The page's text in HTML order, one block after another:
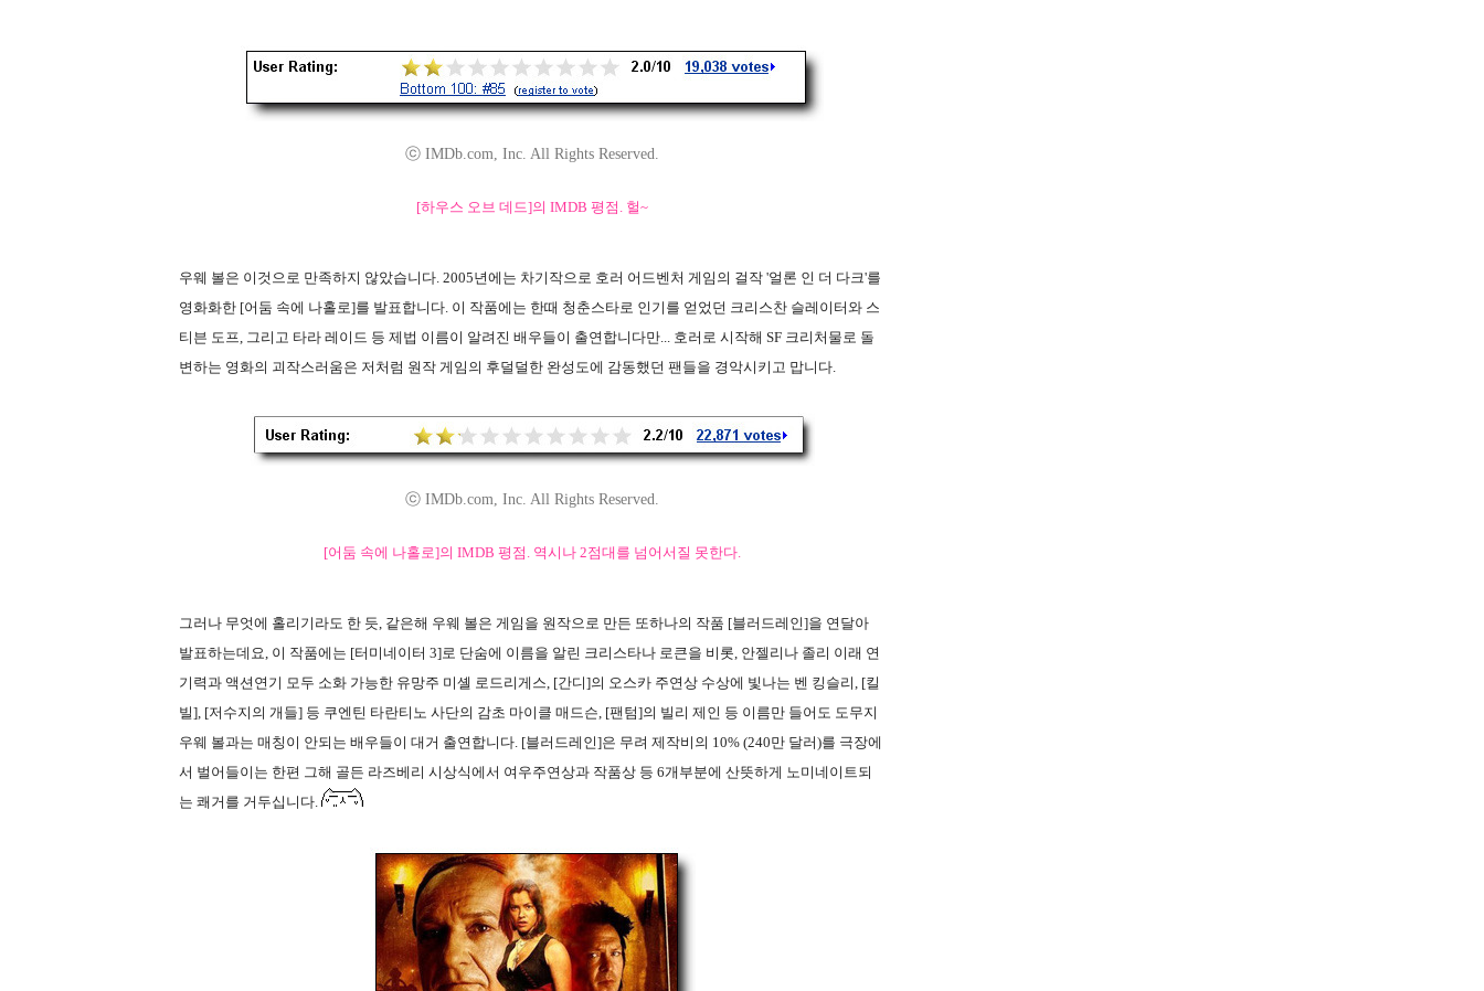
ⓒ IMDb.com, Inc. All Rights Reserved.
[하우스 오브 데드]의 IMDB 평점. 헐~
우웨 볼은 이것으로 만족하지 않았습니다. 2005년에는 차기작으로 호러 어드벤처 게임의 걸작 '얼론 인 더 다크'를
영화화한 [어둠 속에 나홀로]를 발표합니다. 이 작품에는 한때 청춘스타로 인기를 얻었던 크리스찬 슬레이터와 스
티븐 도프, 그리고 타라 레이드 등 제법 이름이 알려진 배우들이 출연합니다만... 호러로 시작해 SF 크리처물로 돌
변하는 영화의 괴작스러움은 저처럼 원작 게임의 후덜덜한 완성도에 감동했던 팬들을 경악시키고 맙니다.
ⓒ IMDb.com, Inc. All Rights Reserved.
[어둠 속에 나홀로]의 IMDB 평점. 역시나 2점대를 넘어서질 못한다.
그러나 무엇에 홀리기라도 한 듯, 같은해 우웨 볼은 게임을 원작으로 만든 또하나의 작품 [블러드레인]을 연달아
발표하는데요, 이 작품에는 [터미네이터 3]로 단숨에 이름을 알린 크리스타나 로큰을 비롯, 안젤리나 졸리 이래 연
기력과 액션연기 모두 소화 가능한 유망주 미셸 로드리게스, [간디]의 오스카 주연상 수상에 빛나는 벤 킹슬리, [킬
빌], [저수지의 개들] 등 쿠엔틴 타란티노 사단의 감초 마이클 매드슨, [팬텀]의 빌리 제인 등 이름만 들어도 도무지
우웨 볼과는 매칭이 안되는 배우들이 대거 출연합니다. [블러드레인]은 무려 제작비의 10% (240만 달러)를 극장에
서 벌어들이는 한편 그해 골든 라즈베리 시상식에서 여우주연상과 작품상 등 6개부분에 산뜻하게 노미네이트되
는 쾌거를 거두십니다.